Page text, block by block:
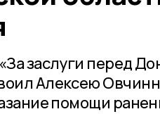
заслуги перед
Алексею
помощи